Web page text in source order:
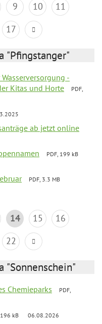
9 10
11
17
"Pfingstanger"
-
Kitas und Horte
PDF,
ab jetzt online
PDF, 199 kB
PDF, 3.3 MB
14 15
16
22
"Sonnenschein"
Chemieparks
PDF,
196 kB 06.08.2026